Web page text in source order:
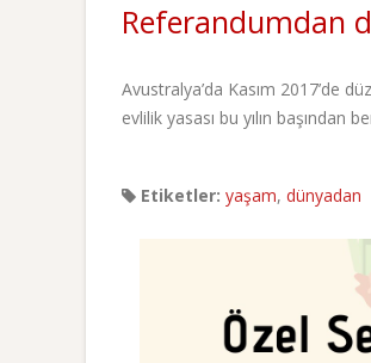
Referandumdan
Avustralya’da Kasım 2017’de
evlilik yasası bu yılın başından
Etiketler: yaşam, dünyadan